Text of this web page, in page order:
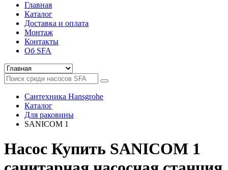
Главная
Каталог
Доставка и оплата
Монтаж
Контакты
Об SFA
Сантехника Hansgrohe
Каталог
Для раковины
SANICOM 1
Насос Купить SANICOM 1